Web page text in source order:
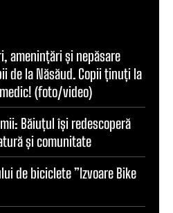
amenințări și nepăsare
de la Năsăud. Copii ținuți la
(foto/video)
Băiuțul își redescoperă
și comunitate
de biciclete ”Izvoare Bike